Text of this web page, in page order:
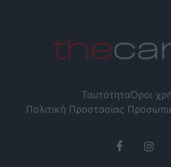
ΤαυτότηταΌροι
Πολιτική Προστασίας